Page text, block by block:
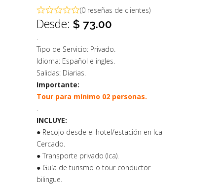
(0reseñas de clientes)
Desde: $ 73.00
.
Tipo de Servicio: Privado.
Idioma: Español e ingles.
Salidas: Diarias.
Importante:
Tour para mínimo 02 personas.
.
INCLUYE:
● Recojo desde el hotel/estación en Ica
Cercado.
● Transporte privado (Ica).
● Guía de turismo o tour conductor
bilingue.